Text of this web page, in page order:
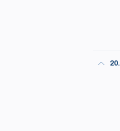
20.